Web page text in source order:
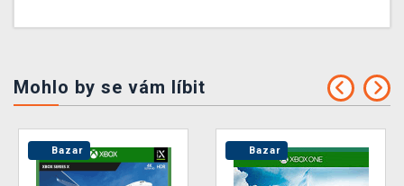
Mohlo by se vám líbit
Bazar Bazar